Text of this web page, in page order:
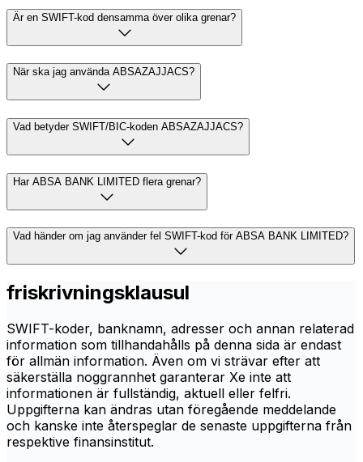
Är en SWIFT-kod densamma över olika grenar?
När ska jag använda ABSAZAJJACS?
Vad betyder SWIFT/BIC-koden ABSAZAJJACS?
Har ABSA BANK LIMITED flera grenar?
Vad händer om jag använder fel SWIFT-kod för ABSA BANK LIMITED?
friskrivningsklausul
SWIFT-koder, banknamn, adresser och annan relaterad
information som tillhandahålls på denna sida är endast
för allmän information. Även om vi strävar efter att
säkerställa noggrannhet garanterar Xe inte att
informationen är fullständig, aktuell eller felfri.
Uppgifterna kan ändras utan föregående meddelande
och kanske inte återspeglar de senaste uppgifterna från
respektive finansinstitut.